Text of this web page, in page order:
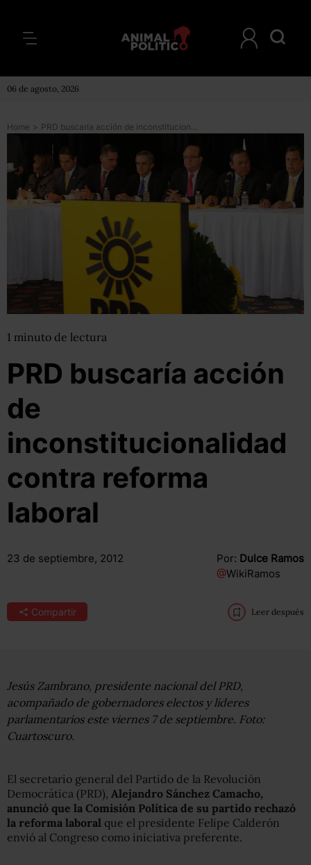
06 de agosto, 2026
Home > PRD buscaría acción de inconstitucionalidad contra reforma laboral
1 minuto de lectura
PRD buscaría acción
de
inconstitucionalidad
contra reforma
laboral
23 de septiembre, 2012 Por: Dulce Ramos
@WikiRamos
Compartir Leer después
Jesús Zambrano, presidente nacional del PRD,
acompañado de gobernadores electos y lideres
parlamentarios este viernes 7 de septiembre. Foto:
Cuartoscuro.
El secretario general del Partido de la Revolución
Democrática (PRD), Alejandro Sánchez Camacho,
anunció que la Comisión Política de su partido rechazó
la reforma laboral que el presidente Felipe Calderón
envió al Congreso como iniciativa preferente.